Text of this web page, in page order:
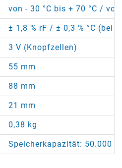
von - 30 °C bis + 70 °C /
± 1,8 % rF / ± 0,3 % °C (bei -
3 V (Knopfzellen)
55 mm
88 mm
21 mm
0,38 kg
Speicherkapazität: 50.000